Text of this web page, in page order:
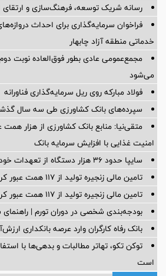
رسانه شریک توسعه، فرهنگ‌سازی و
فراخوان سرمایه‌گذاری برای احداث
خدماتی منطقه آزاد چابهار
می‌شود
فولاد مبارکه روی ریل سرمایه‌گذاری فناورانه
سپرده‌های بانک کشاورزی طی سه سال گذشته ۳
متقی‌نیا: منابع بانک کشاورزی از هزار
امنیت غذایی با افزایش سرمایه بانک
سایپا حدود ۳۶ هزار دستگاه از تعهدات خود را کاهش داد
تامین مالی زنجیره تولید از 117 همت عبور کرد
تامین مالی زنجیره تولید از 117 همت عبور کرد
بودجه‌بندی شخصی در دوران تورم | راهنمای
بانک رفاه کارگران وارد عرصه بانکداری
توکن تکو، تهاتر مطالبات و بدهی‌ها با
است